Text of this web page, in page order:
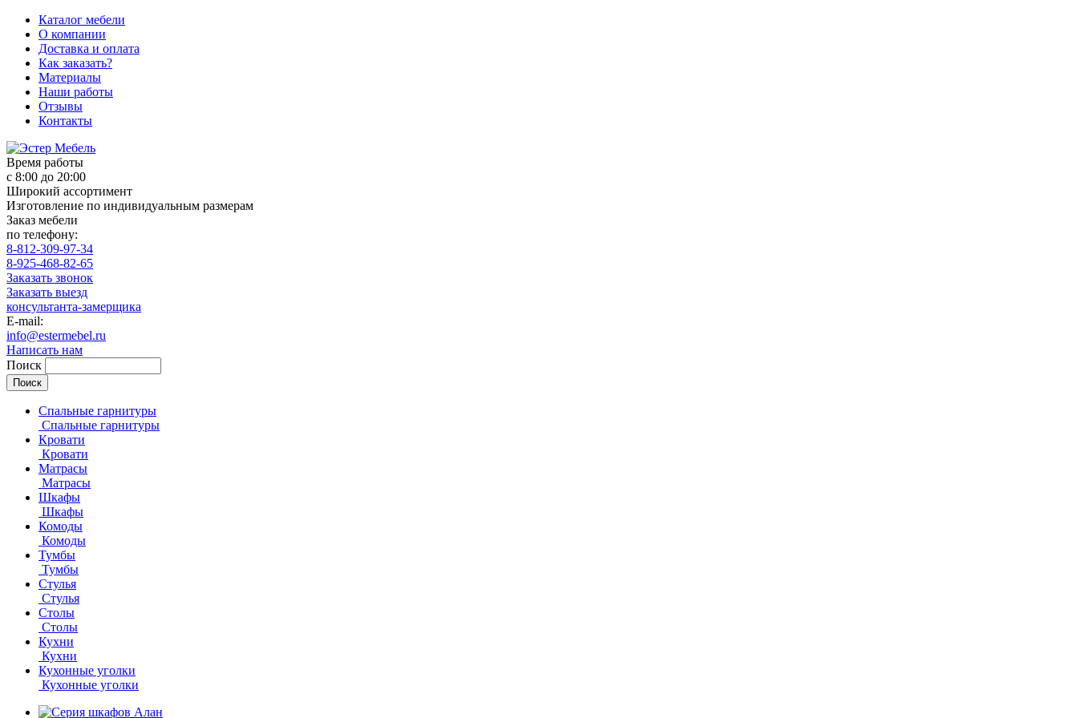
Каталог мебели
О компании
Доставка и оплата
Как заказать?
Материалы
Наши работы
Отзывы
Контакты
Время работы
с 8:00 до 20:00
Широкий ассортимент
Изготовление по индивидуальным размерам
Заказ мебели
по телефону:
8-812-309-97-34
8-925-468-82-65
Заказать звонок
Заказать выезд
консультанта-замерщика
E-mail:
info@estermebel.ru
Написать нам
Поиск
Спальные гарнитуры
Спальные гарнитуры
Кровати
Кровати
Матрасы
Матрасы
Шкафы
Шкафы
Комоды
Комоды
Тумбы
Тумбы
Стулья
Стулья
Столы
Столы
Кухни
Кухни
Кухонные уголки
Кухонные уголки